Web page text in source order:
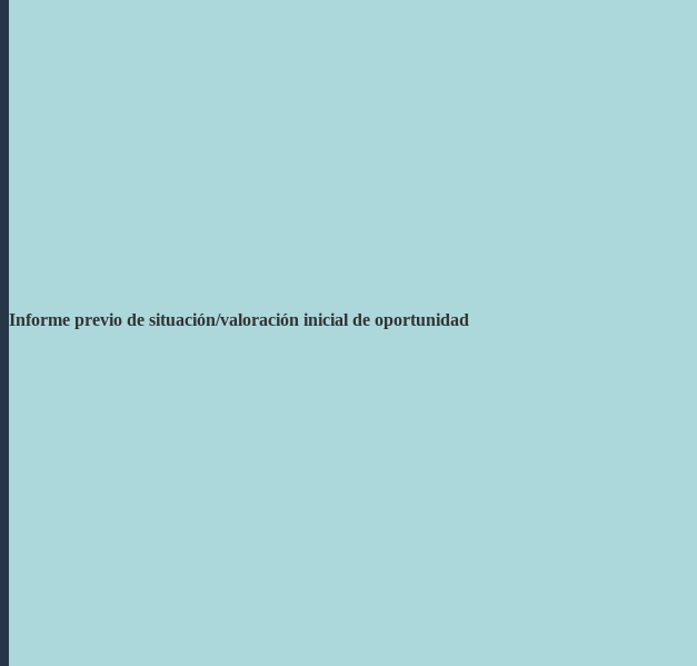
Informe previo de situación/valoración inicial de oportunidad